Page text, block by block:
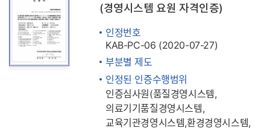
(경영시스템 요원 자격인증)
인정번호
KAB-PC-06 (2020-07-27)
부분별 제도
인정된 인증수행범위
인증심사원(품질경영시스템,
의료기기품질경영시스템,
교육기관경영시스템,환경경영시스템,